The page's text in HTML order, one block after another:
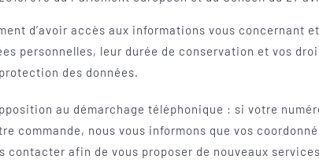
d’avoir accès aux informations vous
personnelles, leur durée de conservation et vos
des données.
au démarchage téléphonique : si votre
commande, nous vous informons que vos
contacter afin de vous proposer de nouveaux